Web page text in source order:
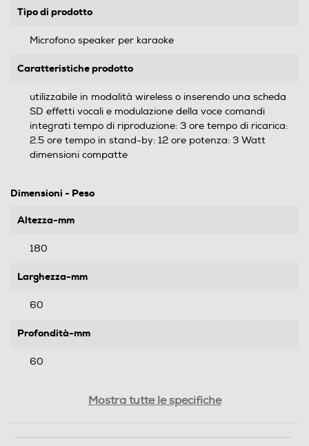
Tipo di prodotto
Microfono speaker per karaoke
Caratteristiche prodotto
utilizzabile in modalità wireless o inserendo una scheda
SD effetti vocali e modulazione della voce comandi
integrati tempo di riproduzione: 3 ore tempo di ricarica:
2.5 ore tempo in stand-by: 12 ore potenza: 3 Watt
dimensioni compatte
Dimensioni - Peso
Altezza-mm
180
Larghezza-mm
60
Profondità-mm
60
Mostra tutte le specifiche